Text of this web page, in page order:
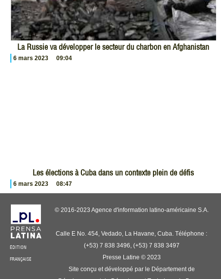
La Russie va développer le secteur du charbon en Afghanistan
6 mars 2023 09:04
Les élections à Cuba dans un contexte plein de défis
6 mars 2023 08:47
ÉDITION
FRANÇAISE
© 2016-2023 Agence d'information latino-américaine S.A.
Calle E No. 454, Vedado, La Havane, Cuba. Téléphone :
(+53) 7 838 3496, (+53) 7 838 3497
Presse Latine © 2023
Site conçu et développé par le Département de